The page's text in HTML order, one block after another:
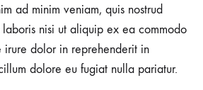
ad minim veniam, quis nostrud
nisi ut aliquip ex ea commodo
irure dolor in reprehenderit in
dolore eu fugiat nulla pariatur.